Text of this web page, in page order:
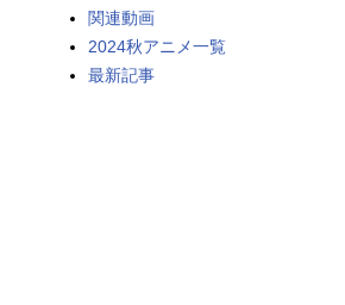
関連動画
2024秋アニメ一覧
最新記事